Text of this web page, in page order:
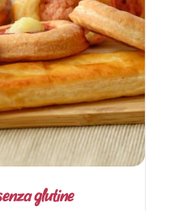
/ DETTAGLI
glutine